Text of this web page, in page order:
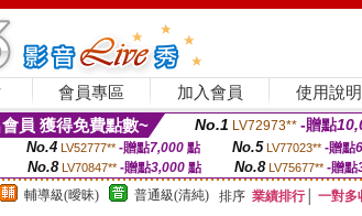
會員專區 加入會員 使用說明
員 獲得免費點數~ No.1 LV72973** -贈點
No.4 LV52777** -贈點7,000點 No.5 LV77023** -贈點
No.8 LV70847** -贈點3,000 點 No.8 LV75677** -贈點
輔導級(曖昧) 普通級(清純) 排序 業績排行│ 一對多